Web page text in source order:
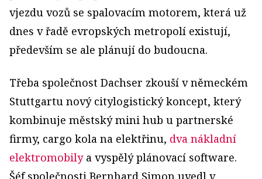
vjezdu vozů se spalovacím motorem, která už
dnes v řadě evropských metropolí existují,
především se ale plánují do budoucna.
Třeba společnost Dachser zkouší v německém
Stuttgartu nový citylogistický koncept, který
kombinuje městský mini hub u partnerské
firmy, cargo kola na elektřinu, dva nákladní
elektromobily a vyspělý plánovací software.
Šéf společnosti Bernhard Simon uvedl v